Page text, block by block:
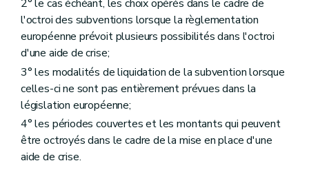
2° le cas échéant, les choix opérés dans le cadre de
l'octroi des subventions lorsque la règlementation
européenne prévoit plusieurs possibilités dans l'octroi
d'une aide de crise;
3° les modalités de liquidation de la subvention lorsque
celles-ci ne sont pas entièrement prévues dans la
législation européenne;
4° les périodes couvertes et les montants qui peuvent
être octroyés dans le cadre de la mise en place d'une
aide de crise.